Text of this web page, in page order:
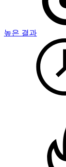
높은 결과